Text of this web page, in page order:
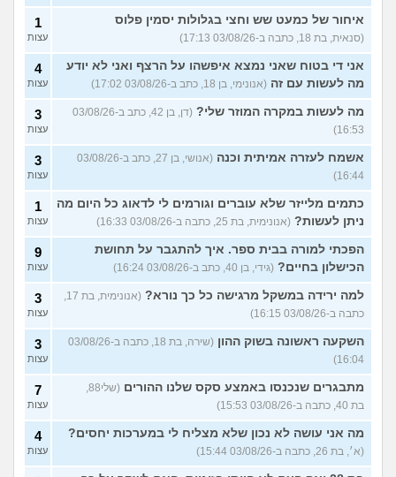
איחור של כמעט שש וחצי בגלולות יסמין פלוס
(סנאית, בת 18, כתבה ב-03/08/26 17:13)
1
עצות
אני די בטוח שאני נמצא איפשהו על הרצף ואני לא יודע
מה לעשות עם זה (אנונימי, בן 18, כתב ב-03/08/26 17:02)
4
עצות
מה לעשות במקרה המוזר שלי?
(דן, בן 42, כתב ב-03/08/26
16:53)
3
עצות
אשמח לעזרה אמיתית וכנה
(אנושי, בן 27, כתב ב-03/08/26
16:44)
3
עצות
כתמים מלייזר שלא עוברים וגורמים לי לדאוג כל היום מה
ניתן לעשות? (אנונימית, בת 25, כתבה ב-03/08/26 16:33)
1
עצות
הפכתי למורה בבית ספר. איך להתגבר על תחושת
הכישלון בחיים? (גידי, בן 40, כתב ב-03/08/26 16:24)
9
עצות
למה ירידה במשקל מרגישה כל כך נורא?
(אנונימית, בת 17,
כתבה ב-03/08/26 16:15)
3
עצות
השקעה ראשונה בשוק ההון
(שירה, בת 18, כתבה ב-03/08/26
16:04)
3
עצות
מתבגרים שנכנסו באמצע סקס שלנו ההורים
(שלי88,
בת 40, כתבה ב-03/08/26 15:53)
7
עצות
מה אני עושה לא נכון שלא מצליח לי במערכות יחסים?
(א׳, בת 26, כתבה ב-03/08/26 15:44)
4
עצות